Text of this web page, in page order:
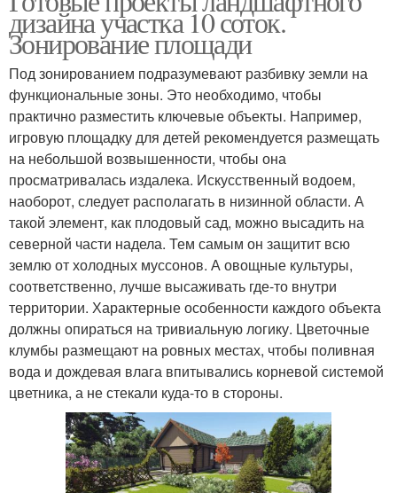
дизайна участка 10 соток.
Зонирование площади
Под зонированием подразумевают разбивку земли на
функциональные зоны. Это необходимо, чтобы
практично разместить ключевые объекты. Например,
игровую площадку для детей рекомендуется размещать
на небольшой возвышенности, чтобы она
просматривалась издалека. Искусственный водоем,
наоборот, следует располагать в низинной области. А
такой элемент, как плодовый сад, можно высадить на
северной части надела. Тем самым он защитит всю
землю от холодных муссонов. А овощные культуры,
соответственно, лучше высаживать где-то внутри
территории. Характерные особенности каждого объекта
должны опираться на тривиальную логику. Цветочные
клумбы размещают на ровных местах, чтобы поливная
вода и дождевая влага впитывались корневой системой
цветника, а не стекали куда-то в стороны.